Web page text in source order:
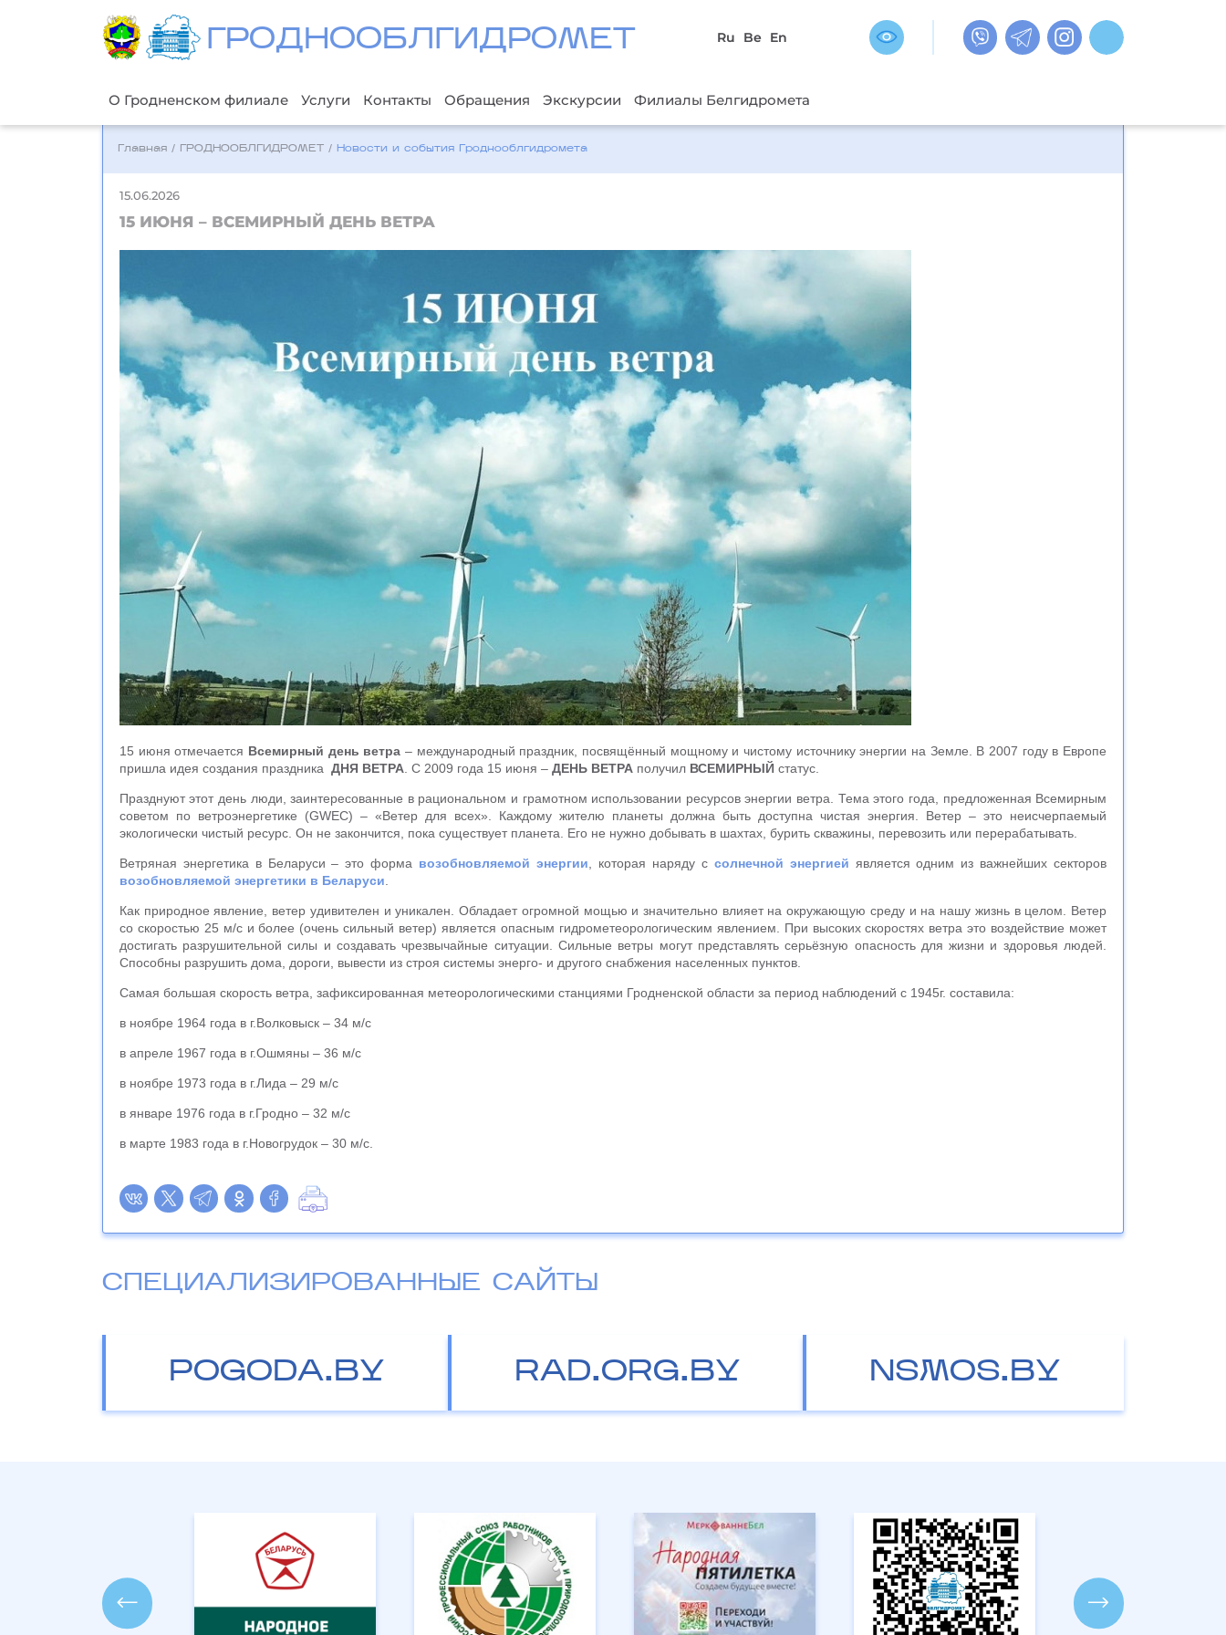
ГРОДНООБЛГИДРОМЕТ Ru Be En
О Гродненском филиале Услуги Контакты Обращения Экскурсии Филиалы Белгидромета
Главная / ГРОДНООБЛГИДРОМЕТ / Новости и события Гроднооблгидромета
15.06.2026
15 ИЮНЯ – ВСЕМИРНЫЙ ДЕНЬ ВЕТРА
15 июня отмечается Всемирный день ветра – международный праздник, посвящённый мощному и чистому источнику энергии на Земле. В 2007 году в Европе
пришла идея создания праздника ­ ДНЯ ВЕТРА. С 2009 года 15 июня – ДЕНЬ ВЕТРАполучил ВСЕМИРНЫЙ статус.
Празднуют этот день люди, заинтересованные в рациональном и грамотном использовании ресурсов энергии ветра. Тема этого года, предложенная Всемирным
советом по ветроэнергетике (GWEC) – «Ветер для всех». Каждому жителю планеты должна быть доступна чистая энергия. Ветер – это неисчерпаемый
экологически чистый ресурс. Он не закончится, пока существует планета. Его не нужно добывать в шахтах, бурить скважины, перевозить или перерабатывать.
Ветряная энергетика в Беларуси – это форма возобновляемой энергии , которая наряду с солнечной энергией является одним из важнейших секторов
возобновляемой энергетики в Беларуси
Как природное явление, ветер удивителен и уникален. Обладает огромной мощью и значительно влияет на окружающую среду и на нашу жизнь в целом. Ветер
со скоростью 25 м/с и более (очень сильный ветер) является опасным гидрометеорологическим явлением. При высоких скоростях ветра это воздействие может
достигать разрушительной силы и создавать чрезвычайные ситуации. Сильные ветры могут представлять серьёзную опасность для жизни и здоровья людей.
Способны разрушить дома, дороги, вывести из строя системы энерго- и другого снабжения населенных пунктов.
Самая большая скорость ветра, зафиксированная метеорологическими станциями Гродненской области за период наблюдений с 1945г. составила:
в ноябре 1964 года в г.Волковыск – 34 м/с
в апреле 1967 года в г.Ошмяны – 36 м/с
в ноябре 1973 года в г.Лида – 29 м/с
в январе 1976 года в г.Гродно – 32 м/с
в марте 1983 года в г.Новогрудок – 30 м/с.
СПЕЦИАЛИЗИРОВАННЫЕ САЙТЫ
POGODA.BY RAD.ORG.BY NSMOS.BY